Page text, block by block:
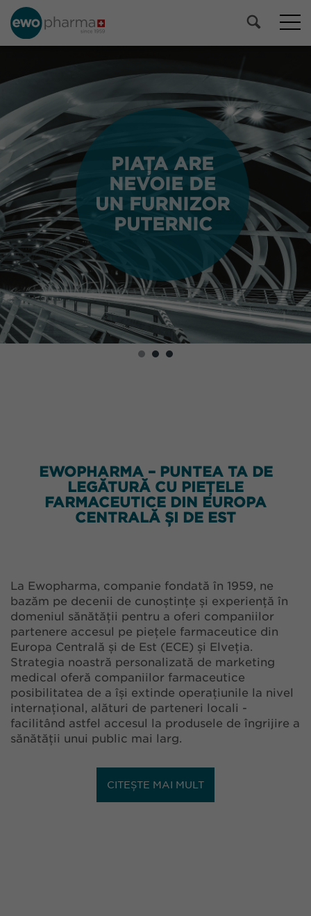
PIAȚA ARE
NEVOIE DE
UN FURNIZOR
PUTERNIC
PIAȚA ARE
NEVOIE DE
UN FURNIZOR
PUTERNIC
EWOPHARMA – PUNTEA TA DE
LEGĂTURĂ CU PIEȚELE
FARMACEUTICE DIN EUROPA
CENTRALĂ ȘI DE EST
La Ewopharma, companie fondată în 1959, ne
bazăm pe decenii de cunoștințe și experiență în
domeniul sănătății pentru a oferi companiilor
partenere accesul pe piețele farmaceutice din
Europa Centrală și de Est (ECE) și Elveția.
Strategia noastră personalizată de marketing
medical oferă companiilor farmaceutice
posibilitatea de a își extinde operațiunile la nivel
internațional, alături de parteneri locali -
facilitând astfel accesul la produsele de îngrijire a
sănătății unui public mai larg.
CITEȘTE MAI MULT